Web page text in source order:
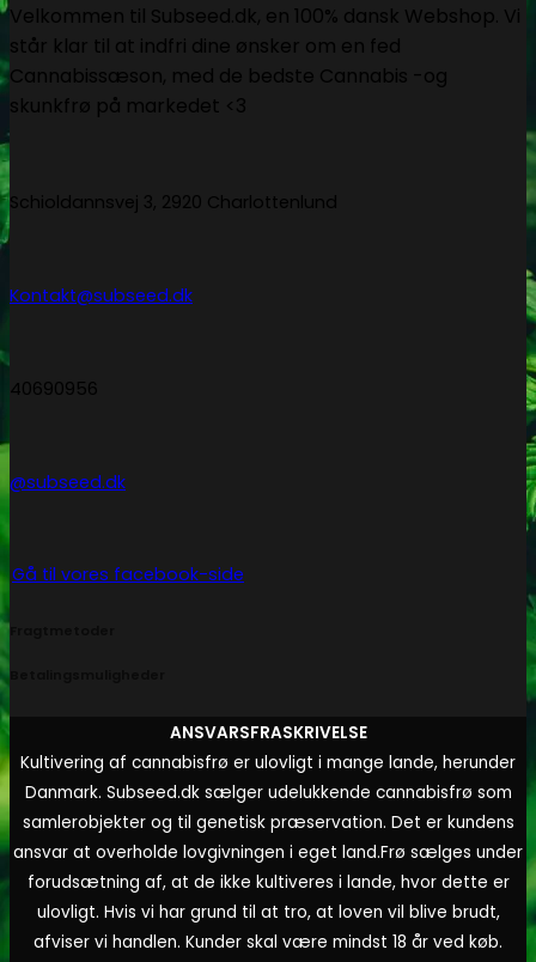
Velkommen til Subseed.dk, en 100% dansk Webshop. Vi
står klar til at indfri dine ønsker om en fed
Cannabissæson, med de bedste Cannabis -og
skunkfrø på markedet <3
Schioldannsvej 3, 2920 Charlottenlund
Kontakt@subseed.dk
40690956
@subseed.dk
Gå til vores facebook-side
ANSVARSFRASKRIVELSE
Kultivering af cannabisfrø er ulovligt i mange lande, herunder
Danmark. Subseed.dk sælger udelukkende cannabisfrø som
samlerobjekter og til genetisk præservation. Det er kundens
ansvar at overholde lovgivningen i eget land.Frø sælges under
forudsætning af, at de ikke kultiveres i lande, hvor dette er
ulovligt. Hvis vi har grund til at tro, at loven vil blive brudt,
afviser vi handlen. Kunder skal være mindst 18 år ved køb.